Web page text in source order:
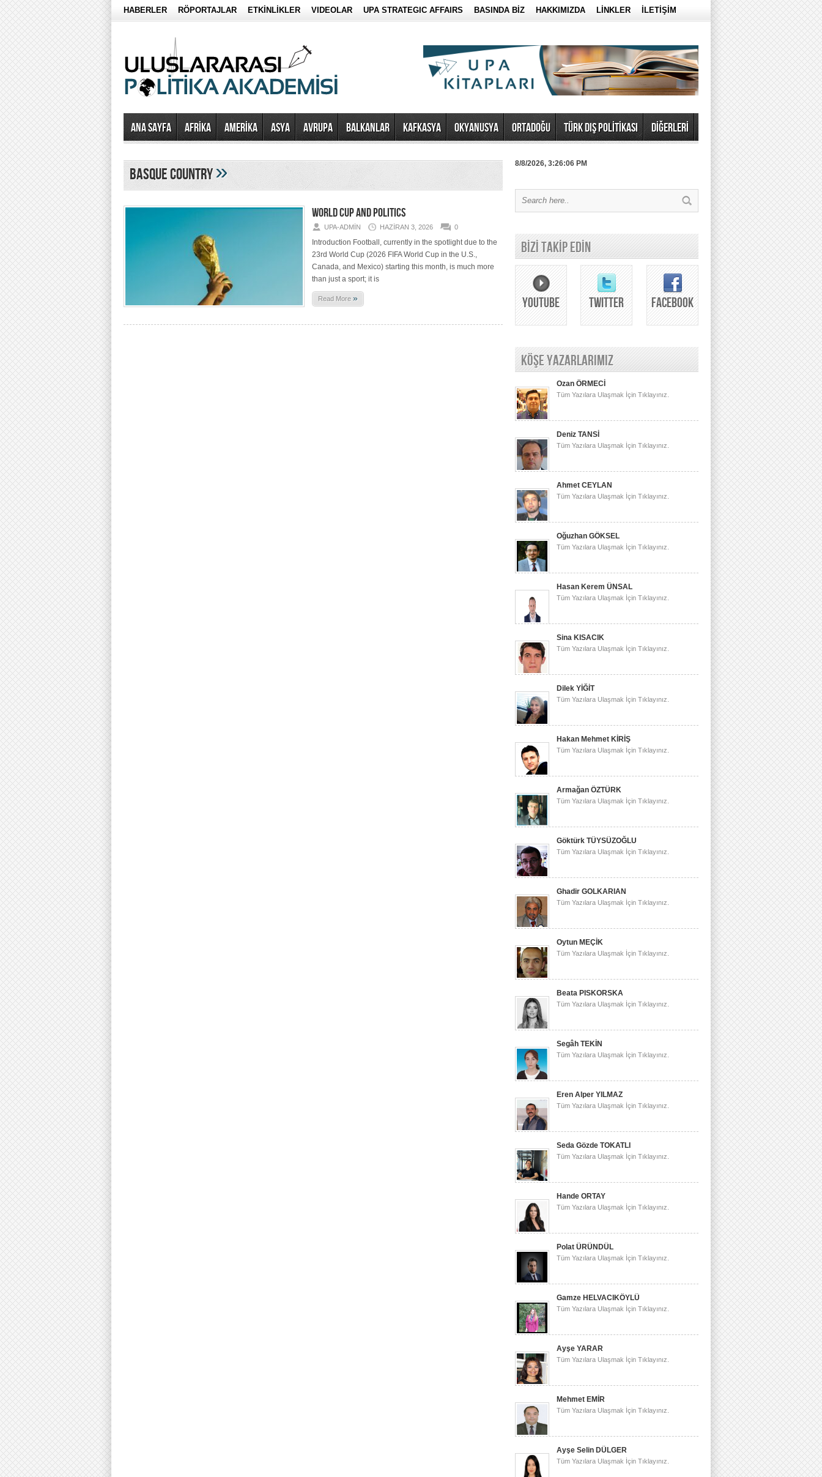
HABERLER RÖPORTAJLAR ETKİNLİKLER VIDEOLAR UPA STRATEGIC AFFAIRS BASINDA BİZ HAKKIMIZDA LİNKLER İLETİŞİM
Ana Sayfa AFRİKA AMERİKA ASYA AVRUPA BALKANLAR KAFKASYA OKYANUSYA ORTADOĞU TÜRK DIŞ POLİTİKASI DİĞERLERİ
basque country»
WORLD CUP AND POLITICS
UPA-ADMIN HAZIRAN 3, 2026 0
Introduction Football, currently in the spotlight due to the
23rd World Cup (2026 FIFA World Cup in the U.S.,
Canada, and Mexico) starting this month, is much more
than just a sport; it is
Read More »
8/8/2026, 3:26:06 PM
BİZİ TAKİP EDİN
YOUTUBE TWITTER FACEBOOK
KÖŞE YAZARLARIMIZ
Ozan ÖRMECİ
Tüm Yazılara Ulaşmak İçin Tıklayınız.
Deniz TANSİ
Tüm Yazılara Ulaşmak İçin Tıklayınız.
Ahmet CEYLAN
Tüm Yazılara Ulaşmak İçin Tıklayınız.
Oğuzhan GÖKSEL
Tüm Yazılara Ulaşmak İçin Tıklayınız.
Hasan Kerem ÜNSAL
Tüm Yazılara Ulaşmak İçin Tıklayınız.
Sina KISACIK
Tüm Yazılara Ulaşmak İçin Tıklayınız.
Dilek YİĞİT
Tüm Yazılara Ulaşmak İçin Tıklayınız.
Hakan Mehmet KİRİŞ
Tüm Yazılara Ulaşmak İçin Tıklayınız.
Armağan ÖZTÜRK
Tüm Yazılara Ulaşmak İçin Tıklayınız.
Göktürk TÜYSÜZOĞLU
Tüm Yazılara Ulaşmak İçin Tıklayınız.
Ghadir GOLKARIAN
Tüm Yazılara Ulaşmak İçin Tıklayınız.
Oytun MEÇİK
Tüm Yazılara Ulaşmak İçin Tıklayınız.
Beata PISKORSKA
Tüm Yazılara Ulaşmak İçin Tıklayınız.
Segâh TEKİN
Tüm Yazılara Ulaşmak İçin Tıklayınız.
Eren Alper YILMAZ
Tüm Yazılara Ulaşmak İçin Tıklayınız.
Seda Gözde TOKATLI
Tüm Yazılara Ulaşmak İçin Tıklayınız.
Hande ORTAY
Tüm Yazılara Ulaşmak İçin Tıklayınız.
Polat ÜRÜNDÜL
Tüm Yazılara Ulaşmak İçin Tıklayınız.
Gamze HELVACIKÖYLÜ
Tüm Yazılara Ulaşmak İçin Tıklayınız.
Ayşe YARAR
Tüm Yazılara Ulaşmak İçin Tıklayınız.
Mehmet EMİR
Tüm Yazılara Ulaşmak İçin Tıklayınız.
Ayşe Selin DÜLGER
Tüm Yazılara Ulaşmak İçin Tıklayınız.